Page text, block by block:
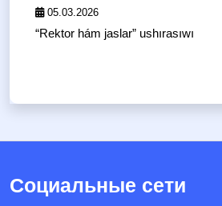
05.03.2026
“Rektor hám jaslar” ushırasıwı
Социальные сети